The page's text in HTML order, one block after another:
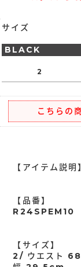
サイズ
BLACK
2
こちらの
【アイテム説明
【品番】
R24SPEM10
【サイズ】
2/ ウエスト